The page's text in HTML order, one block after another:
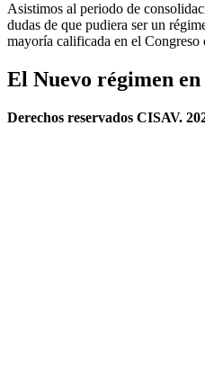
Asistimos al periodo de
dudas de que pudiera ser un
mayoría calificada en el Congreso
El Nuevo régimen
Derechos reservados CISAV.